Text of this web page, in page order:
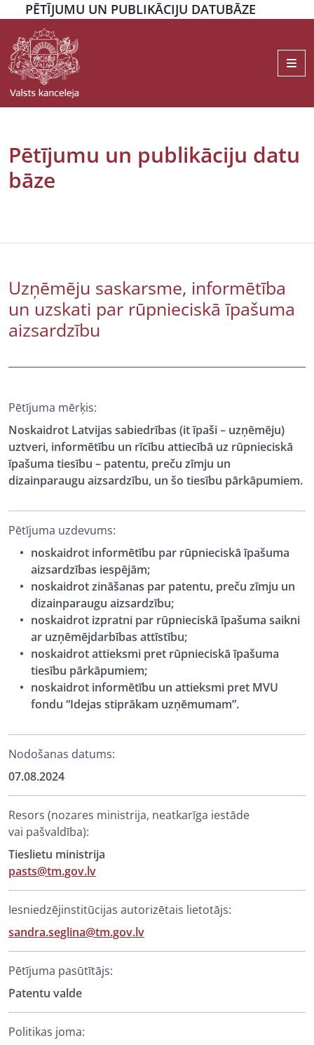
PĒTĪJUMU UN PUBLIKĀCIJU DATUBĀZE
Pētījumu un publikāciju datu
bāze
Uzņēmēju saskarsme, informētība
un uzskati par rūpnieciskā īpašuma
aizsardzību
Pētījuma mērķis:
Noskaidrot Latvijas sabiedrības (it īpaši – uzņēmēju)
uztveri, informētību un rīcību attiecībā uz rūpnieciskā
īpašuma tiesību – patentu, preču zīmju un
dizainparaugu aizsardzību, un šo tiesību pārkāpumiem.
Pētījuma uzdevums:
noskaidrot informētību par rūpnieciskā īpašuma
aizsardzības iespējām;
noskaidrot zināšanas par patentu, preču zīmju un
dizainparaugu aizsardzību;
noskaidrot izpratni par rūpnieciskā īpašuma saikni
ar uzņēmējdarbības attīstību;
noskaidrot attieksmi pret rūpnieciskā īpašuma
tiesību pārkāpumiem;
noskaidrot informētību un attieksmi pret MVU
fondu “Idejas stiprākam uzņēmumam”.
Nodošanas datums:
07.08.2024
Resors (nozares ministrija, neatkarīga iestāde
vai pašvaldība):
Tieslietu ministrija
pasts@tm.gov.lv
Iesniedzējinstitūcijas autorizētais lietotājs:
sandra.seglina@tm.gov.lv
Pētījuma pasūtītājs:
Patentu valde
Politikas joma: